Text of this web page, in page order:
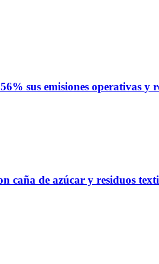
sus emisiones operativas y
caña de azúcar y residuos